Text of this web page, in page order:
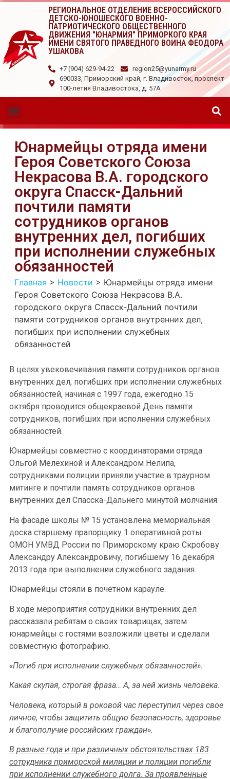
РЕГИОНАЛЬНОЕ ОТДЕЛЕНИЕ ВСЕРОССИЙСКОГО
ДЕТСКО-ЮНОШЕСКОГО ВОЕННО-
ПАТРИОТИЧЕСКОГО ОБЩЕСТВЕННОГО
ДВИЖЕНИЯ "ЮНАРМИЯ" ПРИМОРКОГО КРАЯ
ИМЕНИ СВЯТОГО ПРАВЕДНОГО ВОИНА ФЕОДОРА
УШАКОВА
+7 (904) 629-94-22
region25@yunarmy.ru
690033, Приморский край, г. Владивосток, проспект
100-летия Владивостока, д. 57А
Юнармейцы отряда имени
Героя Советского Союза
Некрасова В.А. городского
округа Спасск-Дальний
почтили памяти
сотрудников органов
внутренних дел, погибших
при исполнении служебных
обязанностей
Главная > Новости > Юнармейцы отряда имени
Героя Советского Союза Некрасова В.А.
городского округа Спасск-Дальний почтили
памяти сотрудников органов внутренних дел,
погибших при исполнении служебных
обязанностей
В целях увековечивания памяти сотрудников органов
внутренних дел, погибших при исполнении служебных
обязанностей, начиная с 1997 года, ежегодно 15
октября проводится общекраевой День памяти
сотрудников, погибших при исполнении служебных
обязанностей.
Юнармейцы совместно с координаторами отряда
Ольгой Мелёхиной и Александром Нелипа,
сотрудниками полиции приняли участие в траурном
митинге и почтили память сотрудников органов
внутренних дел Спасска-Дальнего минутой молчания.
На фасаде школы № 15 установлена мемориальная
доска старшему прапорщику 1 оперативной роты
ОМОН УМВД России по Приморскому краю Скробову
Александру Александровичу, погибшему 16 декабря
2013 года при выполнении служебного задания.
Юнармейцы стояли в почетном карауле.
В ходе мероприятия сотрудники внутренних дел
рассказали ребятам о своих товарищах, затем
юнармейцы с гостями возложили цветы и сделали
совместную фотографию.
«Погиб при исполнении служебных обязанностей».
Какая скупая, строгая фраза… А, за ней жизнь человека.
Человека, который в роковой час переступил через свое
личное, чтобы защитить общую безопасность, здоровье
и благополучие российских граждан».
В разные года и при различных обстоятельствах 183
сотрудника приморской милиции и полиции погибли
при исполнении служебного долга. За проявленные